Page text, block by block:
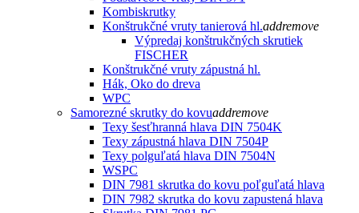
Kombiskrutky
Konštrukčné vruty tanierová hl.addremove
Výpredaj konštrukčných skrutiek
FISCHER
Konštrukčné vruty zápustná hl.
Hák, Oko do dreva
WPC
Samorezné skrutky do kovuaddremove
Texy šesťhranná hlava DIN 7504K
Texy zápustná hlava DIN 7504P
Texy polguľatá hlava DIN 7504N
WSPC
DIN 7981 skrutka do kovu poľguľatá hlava
DIN 7982 skrutka do kovu zapustená hlava